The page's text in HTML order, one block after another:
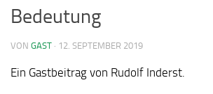
Bedeutung
VON GAST · 12. SEPTEMBER 2019
Ein Gastbeitrag von Rudolf Inderst.